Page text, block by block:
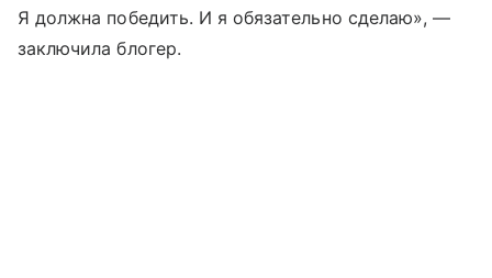
Я должна победить. И я обязательно сделаю», —
заключила блогер.